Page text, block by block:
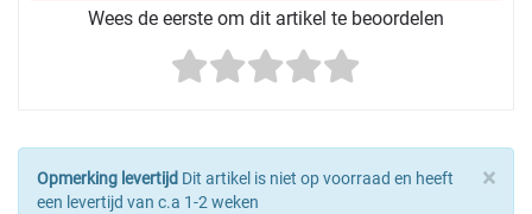
Wees de eerste om dit artikel te beoordelen
×
Opmerking levertijd Dit artikel is niet op voorraad en heeft
een levertijd van c.a 1-2 weken